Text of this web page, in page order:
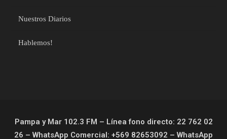
Nuestros Diarios
Hablemos!
Pampa y Mar 102.3 FM – Línea fono directo: 22 762 02
26 – WhatsApp Comercial: +569 82653092 – WhatsApp